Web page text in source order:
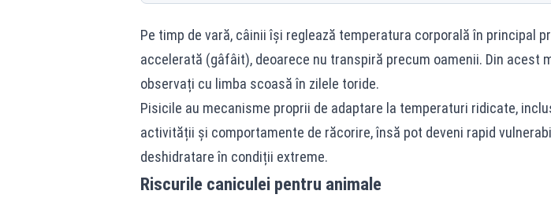
Pe timp de vară, câinii își reglează temperatura corporală în principal
accelerată (gâfâit), deoarece nu transpiră precum oamenii. Din acest
observați cu limba scoasă în zilele toride.
Pisicile au mecanisme proprii de adaptare la temperaturi ridicate,
activității și comportamente de răcorire, însă pot deveni rapid
deshidratare în condiții extreme.
Riscurile caniculei pentru animale